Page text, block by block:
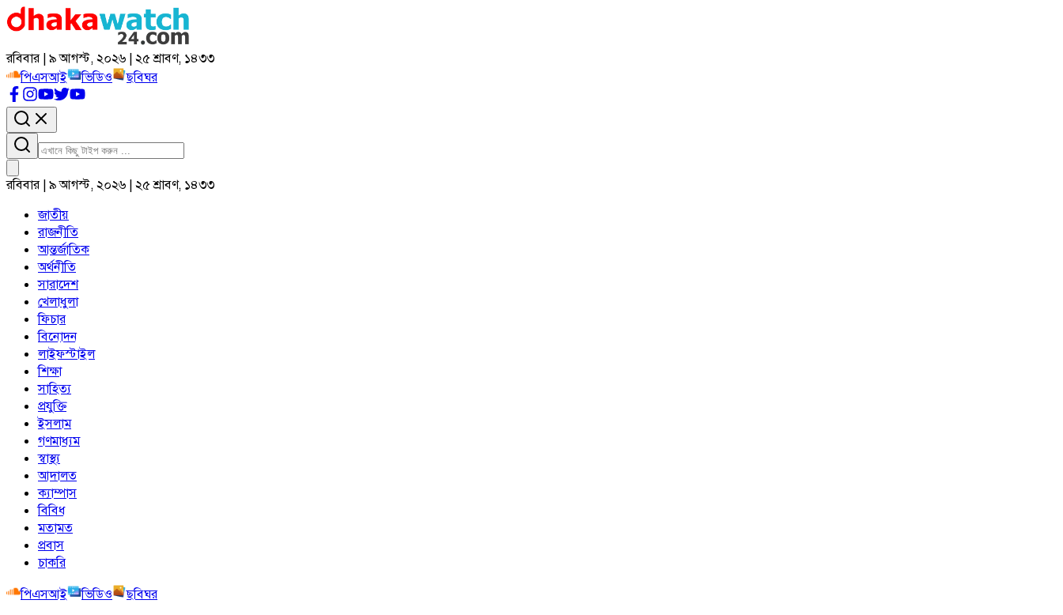
রবিবার | ৯ আগস্ট, ২০২৬ | ২৫ শ্রাবণ, ১৪৩৩
পিএসআই
ভিডিও ছবিঘর
রবিবার | ৯ আগস্ট, ২০২৬ | ২৫ শ্রাবণ, ১৪৩৩
জাতীয়
রাজনীতি
আন্তর্জাতিক
অর্থনীতি
সারাদেশ
খেলাধুলা
ফিচার
বিনোদন
লাইফস্টাইল
শিক্ষা
সাহিত্য
প্রযুক্তি
ইসলাম
গণমাধ্যম
স্বাস্থ্য
আদালত
ক্যাম্পাস
বিবিধ
মতামত
প্রবাস
চাকরি
পিএসআই
ভিডিও
ছবিঘর